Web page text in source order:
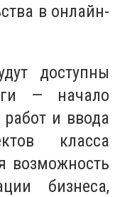
в онлайн-
доступны
— начало
и ввода
класса
возможность
бизнеса,